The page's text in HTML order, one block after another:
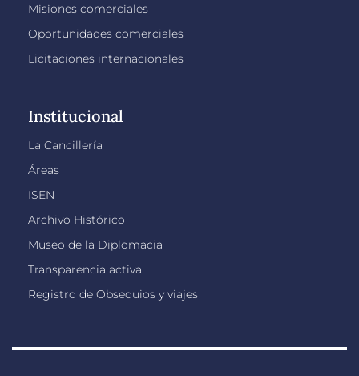
Misiones comerciales
Oportunidades comerciales
Licitaciones internacionales
Institucional
La Cancillería
Áreas
ISEN
Archivo Histórico
Museo de la Diplomacia
Transparencia activa
Registro de Obsequios y viajes